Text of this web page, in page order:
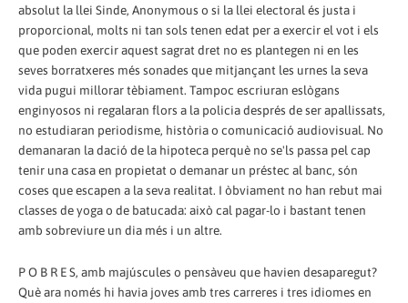
absolut la llei Sinde, Anonymous o si la llei electoral és justa i
proporcional, molts ni tan sols tenen edat per a exercir el vot i els
que poden exercir aquest sagrat dret no es plantegen ni en les
seves borratxeres més sonades que mitjançant les urnes la seva
vida pugui millorar tèbiament. Tampoc escriuran eslògans
enginyosos ni regalaran flors a la policia després de ser apallissats,
no estudiaran periodisme, història o comunicació audiovisual. No
demanaran la dació de la hipoteca perquè no se'ls passa pel cap
tenir una casa en propietat o demanar un préstec al banc, són
coses que escapen a la seva realitat. I òbviament no han rebut mai
classes de yoga o de batucada: això cal pagar-lo i bastant tenen
amb sobreviure un dia més i un altre.
P O B R E S, amb majúscules o pensàveu que havien desaparegut?
Què ara només hi havia joves amb tres carreres i tres idiomes en